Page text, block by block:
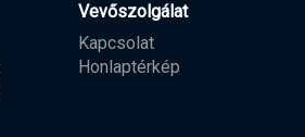
Vevőszolgálat
Kapcsolat
Honlaptérkép